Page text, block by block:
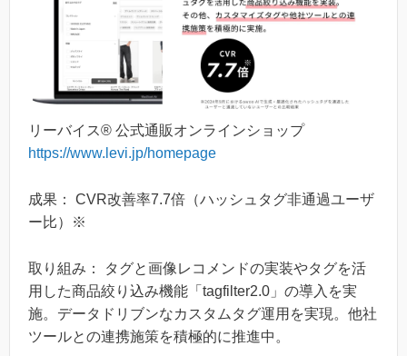
リーバイス® 公式通販オンラインショップ
https://www.levi.jp/homepage
成果： CVR改善率7.7倍（ハッシュタグ非通過ユーザ
ー比）※
取り組み： タグと画像レコメンドの実装やタグを活
用した商品絞り込み機能「tagfilter2.0」の導入を実
施。データドリブンなカスタムタグ運用を実現。他社
ツールとの連携施策を積極的に推進中。